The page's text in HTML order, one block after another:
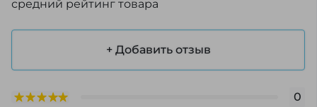
средний рейтинг товара
+ Добавить отзыв
0